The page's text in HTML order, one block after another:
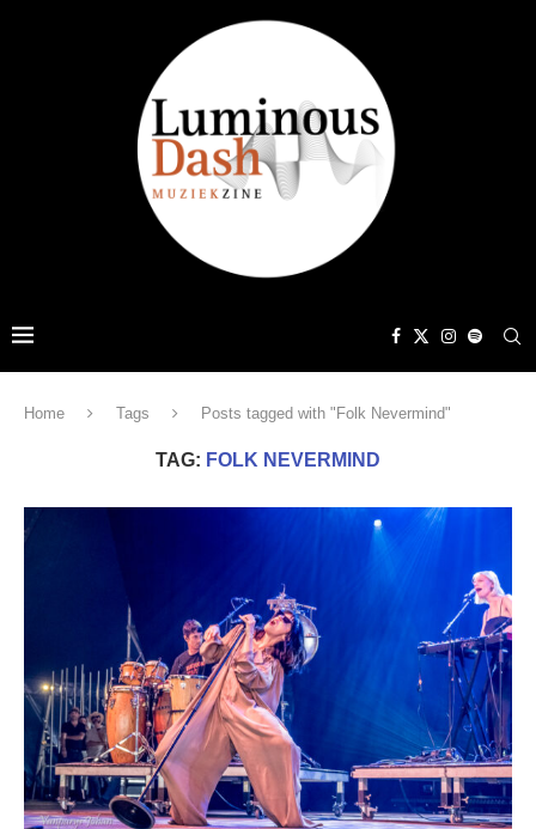
Home Tags Posts tagged with "Folk Nevermind"
TAG: FOLK NEVERMIND